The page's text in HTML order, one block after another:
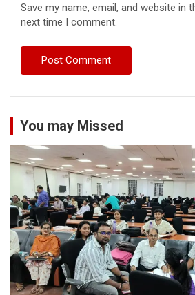
Save my name, email, and website in
next time I comment.
You may Missed